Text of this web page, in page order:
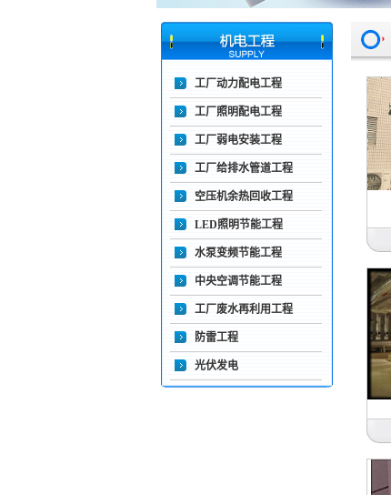
工厂动力配电工程
工厂照明配电工程
工厂弱电安装工程
工厂给排水管道工程
空压机余热回收工程
LED照明节能工程
水泵变频节能工程
中央空调节能工程
工厂废水再利用工程
防雷工程
光伏发电